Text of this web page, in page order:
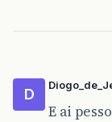
D
E ai